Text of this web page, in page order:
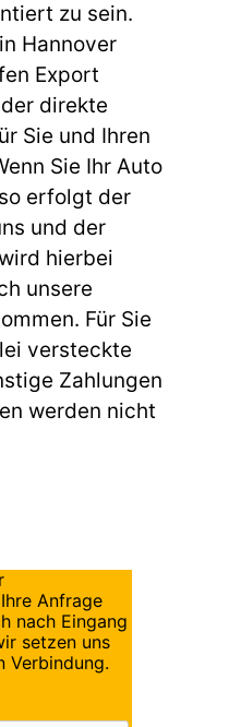
zu sein.
Hannover
Export
direkte
Sie und Ihren
Sie Ihr Auto
erfolgt der
und der
hierbei
unsere
Für Sie
versteckte
Zahlungen
werden nicht
Anfrage
nach Eingang
setzen uns
Verbindung.